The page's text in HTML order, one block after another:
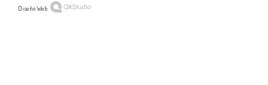
Diseño Web